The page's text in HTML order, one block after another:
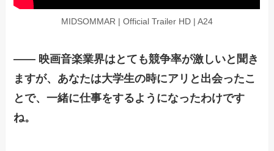
MIDSOMMAR | Official Trailer HD | A24
—— 映画音楽業界はとても競争率が激しいと聞き
ますが、あなたは大学生の時にアリと出会ったこ
とで、一緒に仕事をするようになったわけです
ね。